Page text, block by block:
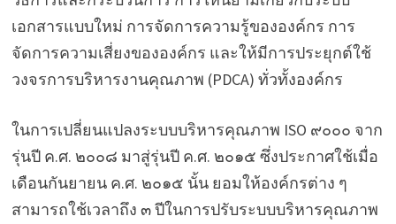
เอกสารแบบใหม่ การจัดการความรู้ขององค์กร การ
จัดการความเสี่ยงขององค์กร และให้มีการประยุกต์ใช้
วงจรการบริหารงานคุณภาพ (PDCA) ทั่วทั้งองค์กร
ในการเปลี่ยนแปลงระบบบริหารคุณภาพ ISO ๙๐๐๐ จาก
รุ่นปี ค.ศ. ๒๐๐๘ มาสู่รุ่นปี ค.ศ. ๒๐๑๕ ซึ่งประกาศใช้เมื่อ
เดือนกันยายน ค.ศ. ๒๐๑๕ นั้น ยอมให้องค์กรต่าง ๆ
สามารถใช้เวลาถึง ๓ ปีในการปรับระบบบริหารคุณภาพ